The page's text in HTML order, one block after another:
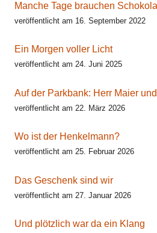
Manche Tage brauchen
veröffentlicht am 16. September 2022
Ein Morgen voller Licht
veröffentlicht am 24. Juni 2025
Auf der Parkbank: Herr Maier
veröffentlicht am 22. März 2026
Wo ist der Henkelmann?
veröffentlicht am 25. Februar 2026
Das Geschenk sind wir
veröffentlicht am 27. Januar 2026
Und plötzlich war da ein Klang